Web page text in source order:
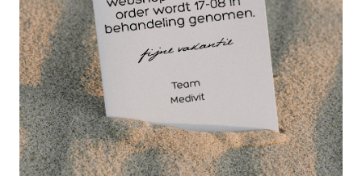
bij functionele gewrichtsimmobilisatie
in de sport ter preventie van blessures van
bijvoorbeeld de enkel of pols
bij behandelingen door orthopeden
Artikelnummer 71493-00
Z-indexnummer 14717182